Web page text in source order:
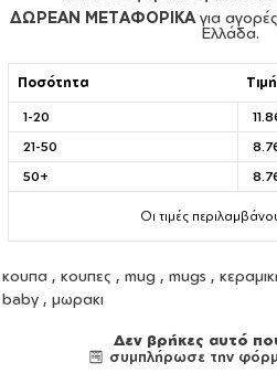
ΔΩΡΕΑΝ ΜΕΤΑΦΟΡΙΚΑ για
Ελλάδα.
Ποσότητα Τιμή
1-20
21-50
50+
Οι τιμές
κουπα , κουπες , mug , mugs ,
baby , μωρακι
Δεν βρήκες αυτό
συμπλήρωσε την